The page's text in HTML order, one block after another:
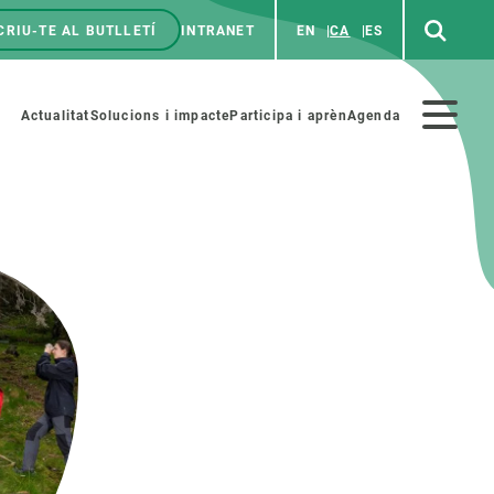
TE AL BUTLLETÍ INTRANET EN CA ES
Menú
ActualitatSolucions i impacteParticipa i aprènAgenda
i art
ciència amb nosaltres
educatius